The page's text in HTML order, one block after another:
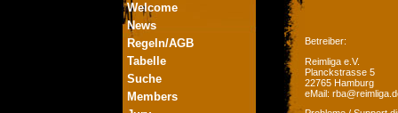
Welcome
News
Regeln/AGB
Tabelle
Suche
Members
Betreiber:
Reimliga e.V.
Planckstrasse 5
22765 Hamburg
eMail: